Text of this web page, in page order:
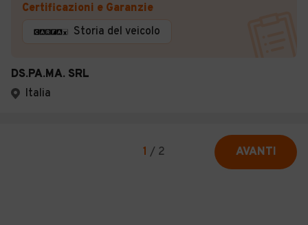
Certificazioni e Garanzie
Storia del veicolo
DS.PA.MA. SRL
Italia
1 / 2 AVANTI